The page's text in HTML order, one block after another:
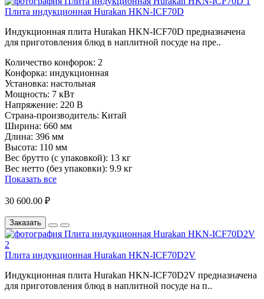
Плита индукционная Hurakan HKN-ICF70D
Индукционная плита Hurakan HKN-ICF70D предназначена
для приготовления блюд в наплитной посуде на пре..
Количество конфорок: 2
Конфорка: индукционная
Установка: настольная
Мощность: 7 кВт
Напряжение: 220 В
Страна-производитель: Китай
Ширина: 660 мм
Длина: 396 мм
Высота: 110 мм
Вес брутто (с упаковкой): 13 кг
Вес нетто (без упаковки): 9.9 кг
Показать все
30 600.00 ₽
Заказать
Плита индукционная Hurakan HKN-ICF70D2V
Индукционная плита Hurakan HKN-ICF70D2V предназначена
для приготовления блюд в наплитной посуде на п..